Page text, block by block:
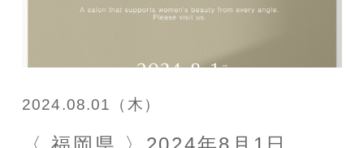
2024.08.01（木）